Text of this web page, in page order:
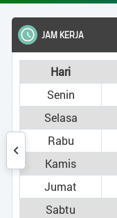
Pembangunan
Menu Utama
Profil Desa
Potensi Desa
Pemerintahan
JAM KERJA
Hari
Senin
Selasa
Rabu
Kamis
Jumat
Sabtu